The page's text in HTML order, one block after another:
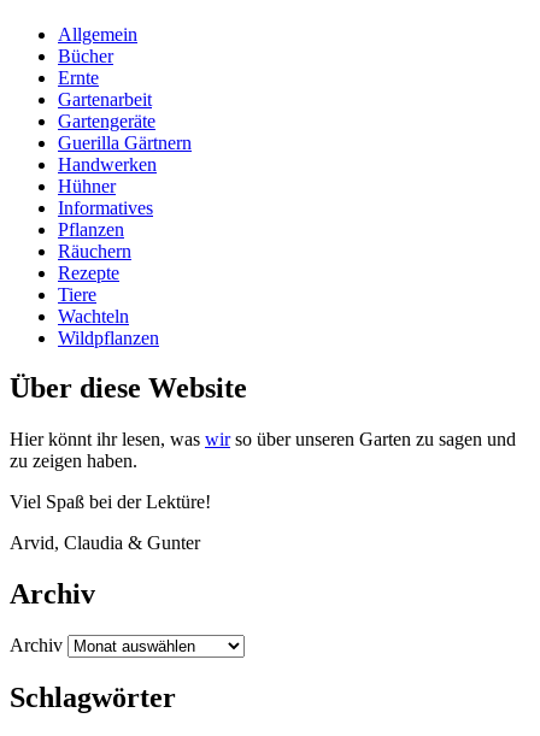
Allgemein
Bücher
Ernte
Gartenarbeit
Gartengeräte
Guerilla Gärtnern
Handwerken
Hühner
Informatives
Pflanzen
Räuchern
Rezepte
Tiere
Wachteln
Wildpflanzen
Über diese Website
Hier könnt ihr lesen, was wirso über unse­ren Gar­ten zu sagen und
zu zei­gen haben.
Viel Spaß bei der Lektüre!
Arvid, Clau­dia & Gunter
Archiv
Archiv
Schlagwörter